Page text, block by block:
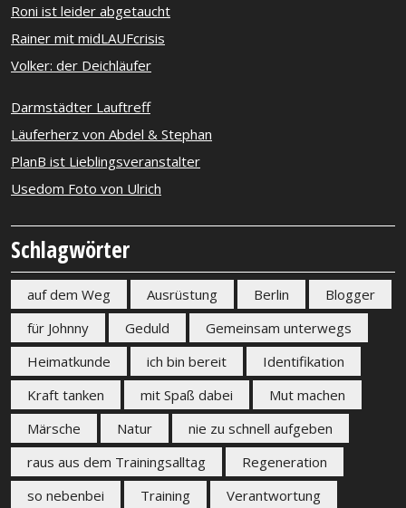
Roni ist leider abgetaucht
Rainer mit midLAUFcrisis
Volker: der Deichläufer
Darmstädter Lauftreff
Läuferherz von Abdel & Stephan
PlanB ist Lieblingsveranstalter
Usedom Foto von Ulrich
Schlagwörter
auf dem Weg Ausrüstung Berlin
Blogger
für Johnny
Geduld
Gemeinsam unterwegs
Heimatkunde
ich bin bereit
Identifikation
Kraft tanken
mit Spaß dabei
Mut machen
Märsche
Natur
nie zu schnell aufgeben
raus aus dem Trainingsalltag
Regeneration
so nebenbei
Training Verantwortung